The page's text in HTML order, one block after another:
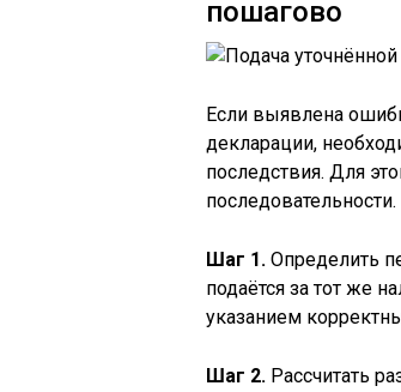
пошагово
Если выявлена
декларации,
последствия. Для
последовательности.
Шаг 1. Определить
подаётся за тот же
указанием
Шаг 2. Рассчитать